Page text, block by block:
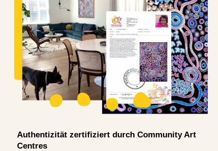
Authentizität zertifiziert durch Community Art
Centres